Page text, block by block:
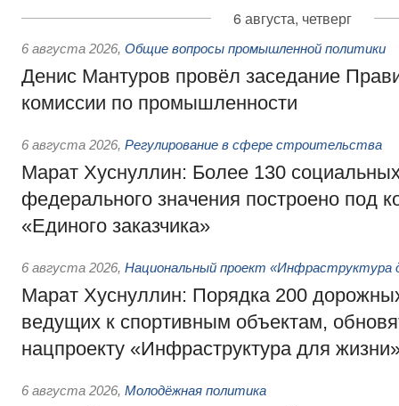
6 августа, четверг
6 августа 2026, Общие вопросы промышленной политики
Денис Мантуров провёл заседание
комиссии по промышленности
6 августа 2026, Регулирование в сфере строительства
Марат Хуснуллин: Более 130
федерального значения построено под
«Единого заказчика»
6 августа 2026, Национальный проект «Инфраструктура
Марат Хуснуллин: Порядка 200
ведущих к спортивным объектам,
нацпроекту «Инфраструктура для
6 августа 2026, Молодёжная политика